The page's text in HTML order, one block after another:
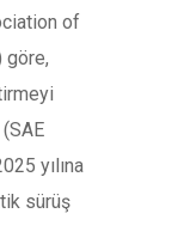
of
göre,
yılına
sürüş